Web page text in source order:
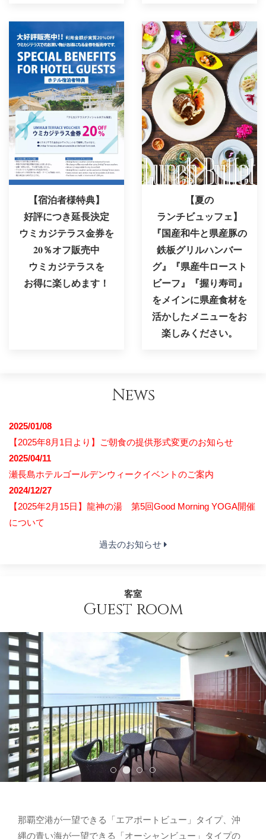
【宿泊者様特典】
好評につき延長決定
ウミカジテラス金券を
20％オフ販売中
ウミカジテラスを
お得に楽しめます！
【夏の
ランチビュッフェ】
『国産和牛と県産豚の
鉄板グリルハンバー
グ』『県産牛ロースト
ビーフ』『握り寿司』
をメインに県産食材を
活かしたメニューをお
楽しみください。
News
2025/01/08
【2025年8月1日より】ご朝食の提供形式変更のお知らせ
2025/04/11
瀬長島ホテルゴールデンウィークイベントのご案内
2024/12/27
【2025年2月15日】龍神の湯 第5回Good Morning YOGA開催
について
過去のお知らせ
客室
Guest room
那覇空港が一望できる「エアポートビュー」タイプ、沖
縄の青い海が一望できる「オーシャンビュー」タイプの